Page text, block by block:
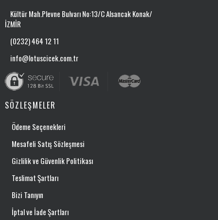
Kültür Mah.Plevne Bulvarı No:13/C Alsancak Konak/
İZMİR
(0232) 464 12 11
info@lotuscicek.com.tr
SÖZLEŞMELER
Ödeme Seçenekleri
Mesafeli Satış Sözleşmesi
Gizlilik ve Güvenlik Politikası
Teslimat Şartları
Bizi Tanıyın
İptal ve İade Şartları